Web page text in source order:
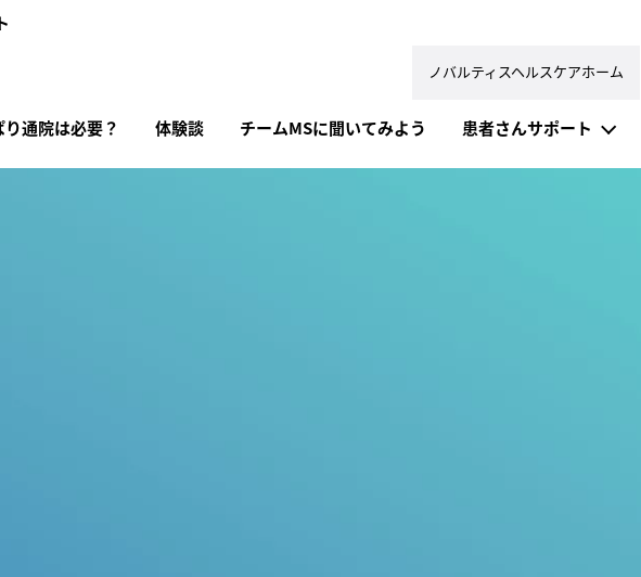
ツに移動
ノバルティスヘルスケアホーム
通院は必要？ 体験談 チームMSに聞いてみよう 患者さんサポート